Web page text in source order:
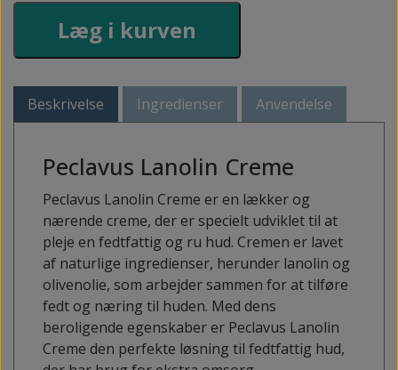
Læg i kurven
Beskrivelse Ingredienser Anvendelse
Peclavus Lanolin Creme
Peclavus Lanolin Creme er en lækker og
nærende creme, der er specielt udviklet til at
pleje en fedtfattig og ru hud. Cremen er lavet
af naturlige ingredienser, herunder lanolin og
olivenolie, som arbejder sammen for at tilføre
fedt og næring til huden. Med dens
beroligende egenskaber er Peclavus Lanolin
Creme den perfekte løsning til fedtfattig hud,